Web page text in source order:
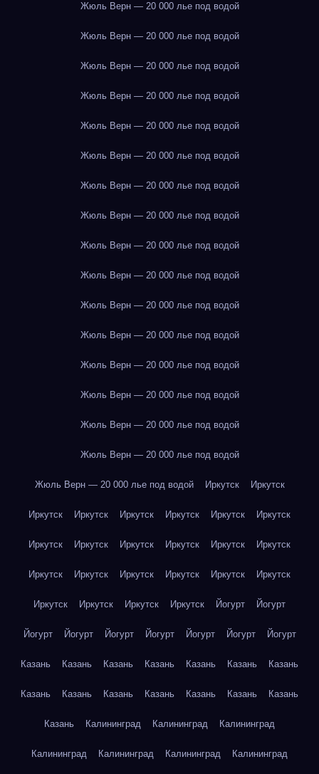
Жюль Верн — 20 000 лье под водой
Жюль Верн — 20 000 лье под водой
Жюль Верн — 20 000 лье под водой
Жюль Верн — 20 000 лье под водой
Жюль Верн — 20 000 лье под водой
Жюль Верн — 20 000 лье под водой
Жюль Верн — 20 000 лье под водой
Жюль Верн — 20 000 лье под водой
Жюль Верн — 20 000 лье под водой
Жюль Верн — 20 000 лье под водой
Жюль Верн — 20 000 лье под водой
Жюль Верн — 20 000 лье под водой
Жюль Верн — 20 000 лье под водой
Жюль Верн — 20 000 лье под водой
Жюль Верн — 20 000 лье под водой
Жюль Верн — 20 000 лье под водой
Жюль Верн — 20 000 лье под водой Иркутск Иркутск
Иркутск Иркутск Иркутск Иркутск Иркутск Иркутск
Иркутск Иркутск Иркутск Иркутск Иркутск Иркутск
Иркутск Иркутск Иркутск Иркутск Иркутск Иркутск
Иркутск Иркутск Иркутск Иркутск Йогурт Йогурт
Йогурт Йогурт Йогурт Йогурт Йогурт Йогурт Йогурт
Казань Казань Казань Казань Казань Казань Казань
Казань Казань Казань Казань Казань Казань Казань
Казань Калининград Калининград Калининград
Калининград Калининград Калининград Калининград